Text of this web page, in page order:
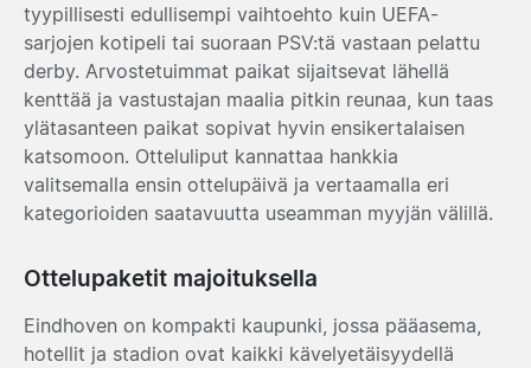
tyypillisesti edullisempi vaihtoehto kuin UEFA-
sarjojen kotipeli tai suoraan PSV:tä vastaan pelattu
derby. Arvostetuimmat paikat sijaitsevat lähellä
kenttää ja vastustajan maalia pitkin reunaa, kun taas
ylätasanteen paikat sopivat hyvin ensikertalaisen
katsomoon. Otteluliput kannattaa hankkia
valitsemalla ensin ottelupäivä ja vertaamalla eri
kategorioiden saatavuutta useamman myyjän välillä.
Ottelupaketit majoituksella
Eindhoven on kompakti kaupunki, jossa pääasema,
hotellit ja stadion ovat kaikki kävelyetäisyydellä